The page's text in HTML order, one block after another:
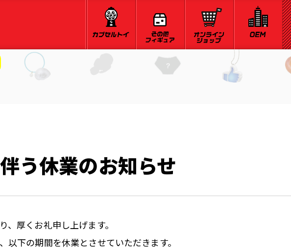
う休業のお知らせ
、厚くお礼申し上げます。
以下の期間を休業とさせていただきます。